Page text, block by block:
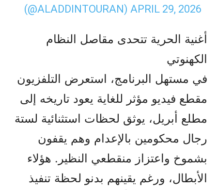
(@ALADDINTOURAN) APRIL 29, 2026
أغنية الحرية تتحدى مقاصل النظام
الكهنوتي
في مستهل البرنامج، استعرض التلفزيون
مقطع فيديو مؤثر للغاية يعود تاريخه إلى
مطلع أبريل، يوثق لحظات استثنائية لستة
رجال محكومين بالإعدام وهم يقفون
بشموخ واعتزاز منقطعي النظير. هؤلاء
الأبطال، ورغم يقينهم بدنو لحظة تنفيذ